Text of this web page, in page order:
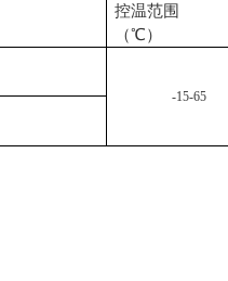
控温范围
（℃）
-15-65